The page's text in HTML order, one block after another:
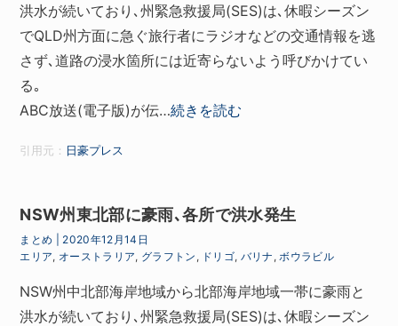
洪水が続いており､州緊急救援局(SES)は､休暇シーズン
でQLD州方面に急ぐ旅行者にラジオなどの交通情報を逃
さず､道路の浸水箇所には近寄らないよう呼びかけてい
る｡
ABC放送(電子版)が伝…続きを読む
引用元： 日豪プレス
NSW州東北部に豪雨､各所で洪水発生
まとめ
2020年12月14日
エリア, オーストラリア, グラフトン , ドリゴ, バリナ , ボウラビル
NSW州中北部海岸地域から北部海岸地域一帯に豪雨と
洪水が続いており､州緊急救援局(SES)は､休暇シーズン